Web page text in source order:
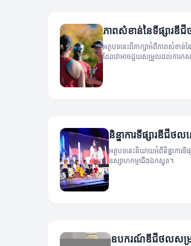
ភាពសំខាន់នៃទីផ្សារឌី
អត្ថបទនេះពិភាក្សាអំពីភាពសំខាន់
ដែលវាអាចជួយសម្រួលដល់ការកសា
និន្នាការទីផ្សារឌីជីថ
អត្ថបទនេះនិយាយអំពីនិន្នាការ
ឧស្សាហកម្មជើងឯកស្លុត។
ឧបករណ៍ឌីជីថលសម្រា